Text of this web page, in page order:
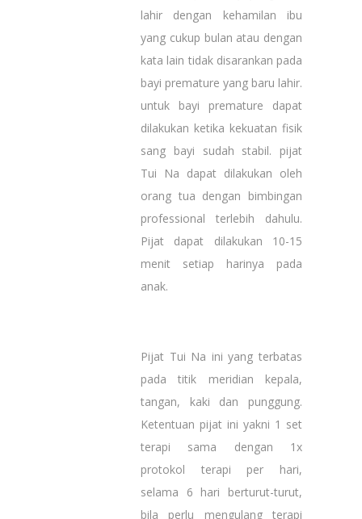
lahir dengan kehamilan ibu
yang cukup bulan atau dengan
kata lain tidak disarankan pada
bayi premature yang baru lahir.
untuk bayi premature dapat
dilakukan ketika kekuatan fisik
sang bayi sudah stabil. pijat
Tui Na dapat dilakukan oleh
orang tua dengan bimbingan
professional terlebih dahulu.
Pijat dapat dilakukan 10-15
menit setiap harinya pada
anak.
Pijat Tui Na ini yang terbatas
pada titik meridian kepala,
tangan, kaki dan punggung.
Ketentuan pijat ini yakni 1 set
terapi sama dengan 1x
protokol terapi per hari,
selama 6 hari berturut-turut,
bila perlu mengulang terapi